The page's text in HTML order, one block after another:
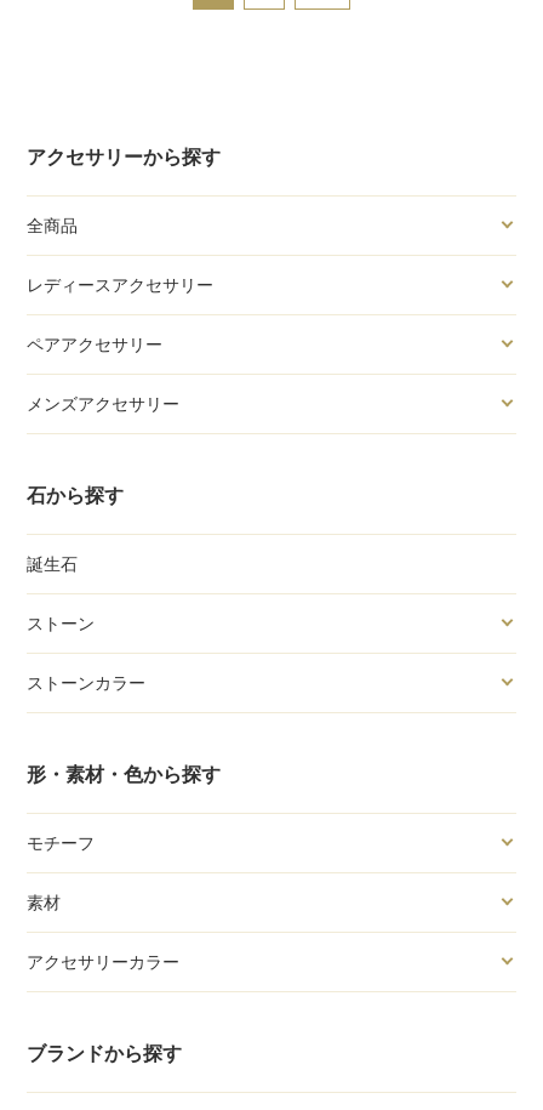
アクセサリーから探す
全商品
レディースアクセサリー
ペアアクセサリー
メンズアクセサリー
石から探す
誕生石
ストーン
ストーンカラー
形・素材・色から探す
モチーフ
素材
アクセサリーカラー
ブランドから探す